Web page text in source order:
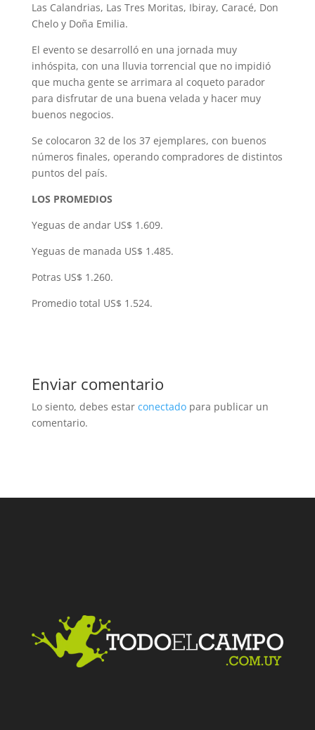
Las Calandrias, Las Tres Moritas, Ibiray, Caracé, Don
Chelo y Doña Emilia.
El evento se desarrolló en una jornada muy
inhóspita, con una lluvia torrencial que no impidió
que mucha gente se arrimara al coqueto parador
para disfrutar de una buena velada y hacer muy
buenos negocios.
Se colocaron 32 de los 37 ejemplares, con buenos
números finales, operando compradores de distintos
puntos del país.
LOS PROMEDIOS
Yeguas de andar US$ 1.609.
Yeguas de manada US$ 1.485.
Potras US$ 1.260.
Promedio total US$ 1.524.
Enviar comentario
Lo siento, debes estar conectadopara publicar un
comentario.
Facebook